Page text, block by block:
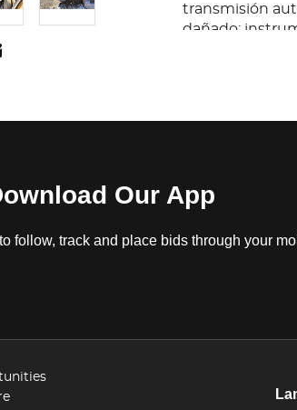
transmisión
dañado;
Our App
follow, track and place bids through your